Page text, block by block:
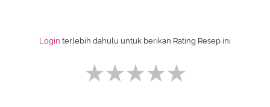
Login terlebih dahulu untuk berikan Rating Resep ini